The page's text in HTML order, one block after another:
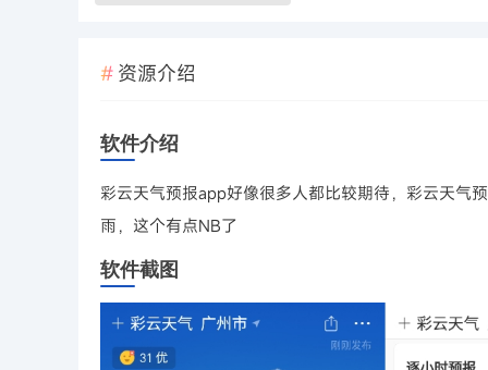
资源介绍
软件介绍
彩云天气预报app好像很多人都比较期待，彩云天气
雨，这个有点NB了
软件截图